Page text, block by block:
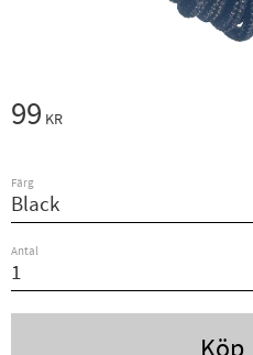
99 KR
Färg
Antal